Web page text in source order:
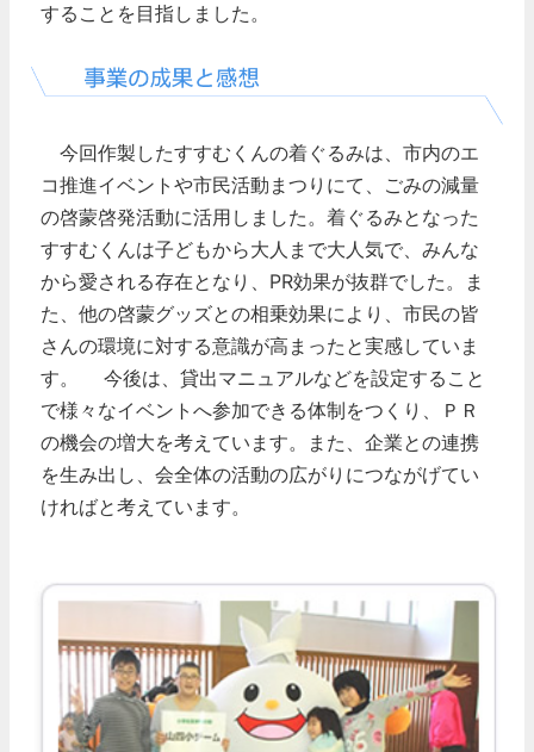
することを目指しました。
今回作製したすすむくんの着ぐるみは、市内のエ
コ推進イベントや市民活動まつりにて、ごみの減量
の啓蒙啓発活動に活用しました。着ぐるみとなった
すすむくんは子どもから大人まで大人気で、みんな
から愛される存在となり、PR効果が抜群でした。ま
た、他の啓蒙グッズとの相乗効果により、市民の皆
さんの環境に対する意識が高まったと実感していま
す。
今後は、貸出マニュアルなどを設定すること
で様々なイベントへ参加できる体制をつくり、ＰＲ
の機会の増大を考えています。また、企業との連携
を生み出し、会全体の活動の広がりにつながげてい
ければと考えています。